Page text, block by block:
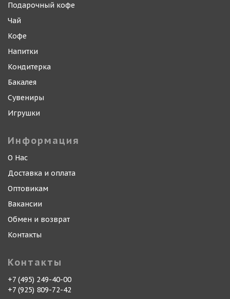
Подарочный кофе
Чай
Кофе
Напитки
Кондитерка
Бакалея
Сувениры
Игрушки
Информация
О Нас
Доставка и оплата
Оптовикам
Вакансии
Обмен и возврат
Контакты
Контакты
+7 (495) 249-40-00
+7 (925) 809-72-42